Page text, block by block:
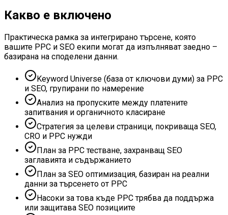
Какво е включено
Практическа рамка за интегрирано търсене, която
вашите PPC и SEO екипи могат да изпълняват заедно –
базирана на споделени данни.
Keyword Universe (база от ключови думи) за PPC
и SEO, групирани по намерение
Анализ на пропуските между платените
запитвания и органичното класиране
Стратегия за целеви страници, покриваща SEO,
CRO и PPC нужди
План за PPC тестване, захранващ SEO
заглавията и съдържанието
План за SEO оптимизация, базиран на реални
данни за търсенето от PPC
Насоки за това къде PPC трябва да поддържа
или защитава SEO позициите